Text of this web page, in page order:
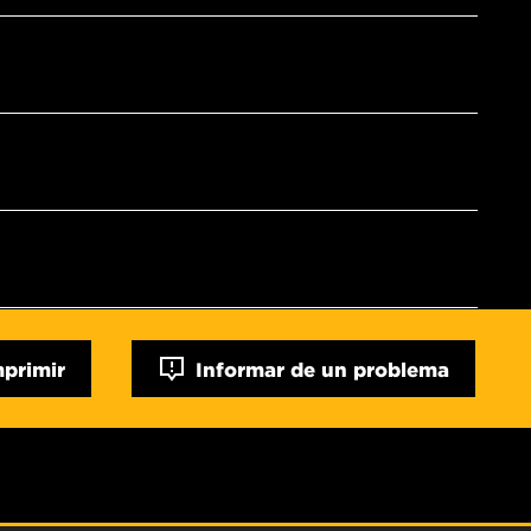
Informar de un problema